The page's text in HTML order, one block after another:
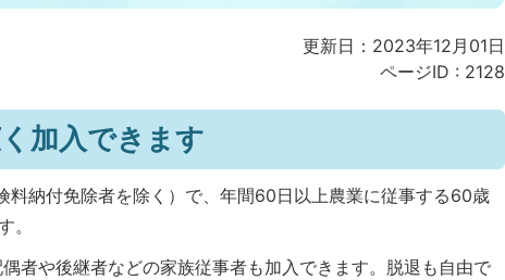
更新日：2023年12月01日
ページID : 2128
加入できます
料納付免除者を除く）で、年間60日以上農業に従事する60歳
。
者や後継者などの家族従事者も加入できます。脱退も自由で